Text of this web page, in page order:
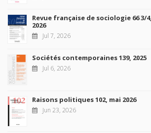
Revue française de sociologie 66
2026
Jul 7, 2026
Sociétés contemporaines 139, 2025
Jul 6, 2026
Raisons politiques 102, mai 2026
Jun 23, 2026